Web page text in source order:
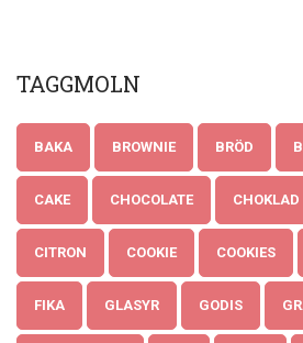
TAGGMOLN
BAKA BROWNIE BRÖD
CAKE CHOCOLATE CHOKLAD
CITRON COOKIE COOKIES
FIKA GLASYR GODIS